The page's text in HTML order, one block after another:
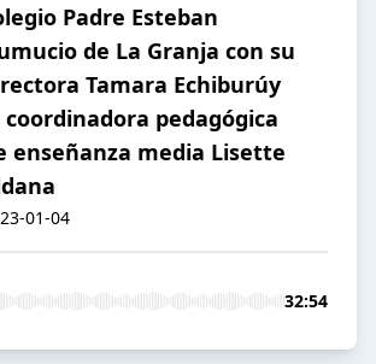
Padre Esteban
de La Granja con su
Tamara Echiburúy
coordinadora pedagógica
enseñanza media Lisette
01-04
32:54